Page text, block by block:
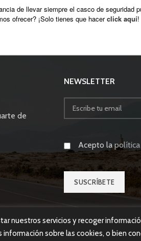
de llevar siempre el casco de seguridad
ofrecer? ¡Solo tienes que hacerclick aquí!
de
NEWSLETTER
Acepto lapolítica
nuestros servicios y recoger
sobre las cookies, o bien